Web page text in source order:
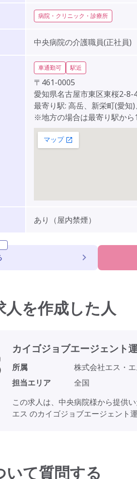
病院・クリニック・診療所
中央病院の介護職員(正社員)
車通勤可 駅近
〒461-0005
愛知県名古屋市東区東桜2-8-
最寄り駅: 高岳、新栄町(愛知
※地方の場合は最寄り駅から
あり（屋内禁煙）
人を作成した人
カイゴジョブエージェント
所属
株式会社エス・
担当エリア
全国
この求人は、中央病院様から提供
エス のカイゴジョブエージェント
いて質問する